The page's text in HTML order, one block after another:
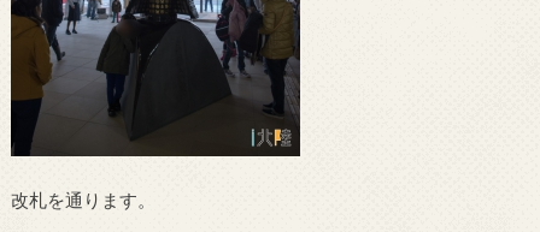
改札を通ります。